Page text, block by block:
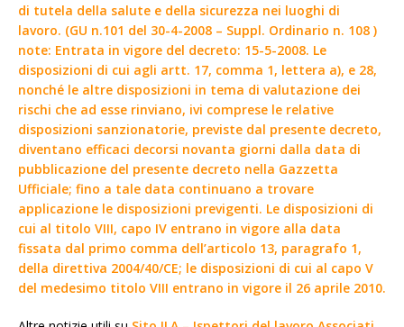
di tutela della salute e della sicurezza nei luoghi di
lavoro. (GU n.101 del 30-4-2008 – Suppl. Ordinario n. 108 )
note: Entrata in vigore del decreto: 15-5-2008. Le
disposizioni di cui agli artt. 17, comma 1, lettera a), e 28,
nonché le altre disposizioni in tema di valutazione dei
rischi che ad esse rinviano, ivi comprese le relative
disposizioni sanzionatorie, previste dal presente decreto,
diventano efficaci decorsi novanta giorni dalla data di
pubblicazione del presente decreto nella Gazzetta
Ufficiale; fino a tale data continuano a trovare
applicazione le disposizioni previgenti. Le disposizioni di
cui al titolo VIII, capo IV entrano in vigore alla data
fissata dal primo comma dell’articolo 13, paragrafo 1,
della direttiva 2004/40/CE; le disposizioni di cui al capo V
del medesimo titolo VIII entrano in vigore il 26 aprile 2010.